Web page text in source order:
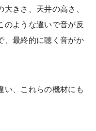
きさ、天井の高さ、
のような違いで音が反
、最終的に聴く音がか
い、これらの機材にも